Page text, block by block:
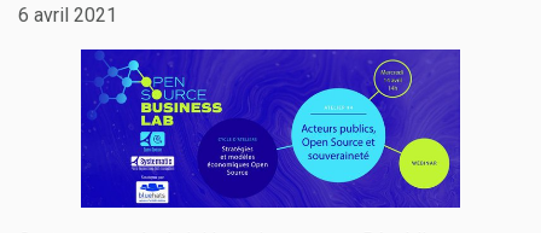
6 avril 2021